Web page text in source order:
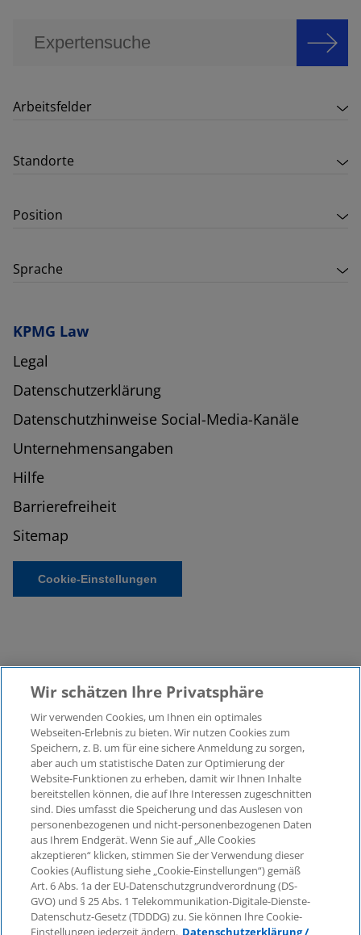
Arbeitsfelder
Standorte
Position
Sprache
KPMG Law
Legal
Datenschutzerklärung
Datenschutzhinweise Social-Media-Kanäle
Unternehmensangaben
Hilfe
Barrierefreiheit
Sitemap
Cookie-Einstellungen
©2026 KPMG Law Rechtsanwaltsgesellschaft mbH,
assoziiert mit der KPMG AG
Wirtschaftsprüfungsgesellschaft, einer
Aktiengesellschaft nach deutschem Recht und ein
Mitglied der globalen KPMG-Organisation
unabhängiger Mitgliedsfirmen, die KPMG International
Limited, einer Private English Company Limited by
Guarantee, angeschlossen sind. Alle Rechte
vorbehalten. Für weitere Einzelheiten über die Struktur
der globalen Organisation von KPMG besuchen Sie
bittehttps://home.kpmg/governance.
Wir schätzen Ihre Privatsphäre
Wir verwenden Cookies, um Ihnen ein optimales
Webseiten-Erlebnis zu bieten. Wir nutzen Cookies zum
Speichern, z. B. um für eine sichere Anmeldung zu sorgen,
aber auch um statistische Daten zur Optimierung der
Website-Funktionen zu erheben, damit wir Ihnen Inhalte
bereitstellen können, die auf Ihre Interessen zugeschnitten
sind. Dies umfasst die Speicherung und das Auslesen von
personenbezogenen und nicht-personenbezogenen Daten
aus Ihrem Endgerät. Wenn Sie auf „Alle Cookies
akzeptieren“ klicken, stimmen Sie der Verwendung dieser
Cookies (Auflistung siehe „Cookie-Einstellungen“) gemäß
Art. 6 Abs. 1a der EU-Datenschutzgrundverordnung (DS-
GVO) und § 25 Abs. 1 Telekommunikation-Digitale-Dienste-
Datenschutz-Gesetz (TDDDG) zu. Sie können Ihre Cookie-
Einstellungen jederzeit ändern. Datenschutzerklärung /